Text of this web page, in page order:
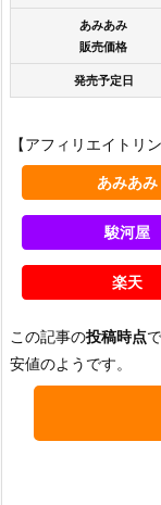
あみあみ
販売価格
発売予定日
【アフィリエイトリ
あみあみ
駿河屋
楽天
この記事の投稿時点
安値のようです。